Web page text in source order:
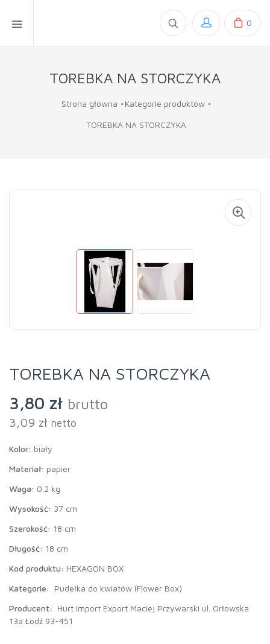
0
TOREBKA NA STORCZYKA
Strona główna Kategorie produktów
TOREBKA NA STORCZYKA
TOREBKA NA STORCZYKA
3,80 zł brutto
3,09 zł netto
Kolor: biały
Materiał: papier
Waga: 0.2 kg
Wysokość: 37 cm
Szerokość: 18 cm
Długość: 18 cm
Kod produktu: HEXAGON BOX
Kategorie:
Pudełka do kwiatów (Flower Box)
Producent:
Hurt Import Export Maciej Przywarski ul. Orłowska
13a Łódź 93-451